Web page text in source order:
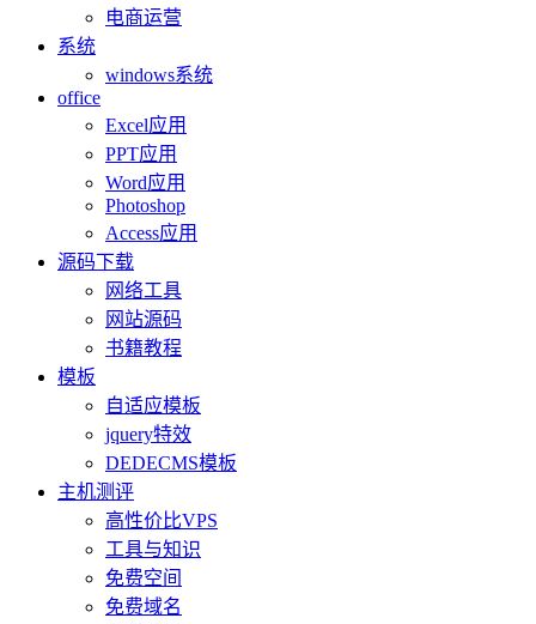
电商运营
系统
windows系统
office
Excel应用
PPT应用
Word应用
Photoshop
Access应用
源码下载
网络工具
网站源码
书籍教程
模板
自适应模板
jquery特效
DEDECMS模板
主机测评
高性价比VPS
工具与知识
免费空间
免费域名